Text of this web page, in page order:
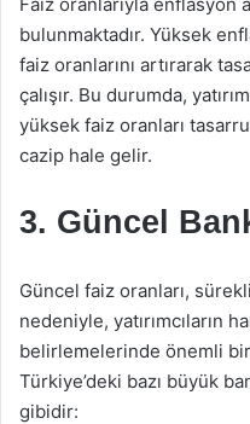
bulunmaktadır. Yüksek
faiz oranlarını artırarak
çalışır. Bu durumda,
yüksek faiz oranları
cazip hale gelir.
3. Güncel
Güncel faiz oranları,
nedeniyle, yatırımcıların
belirlemelerinde önemli
Türkiye’deki bazı büyük
gibidir: